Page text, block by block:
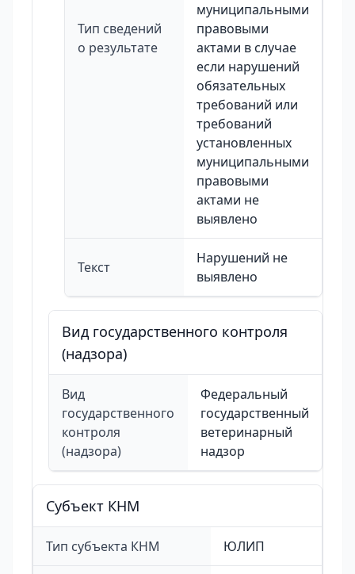
Тип сведений
о результате
муниципальными
правовыми
актами в случае
если нарушений
обязательных
требований или
требований
установленных
муниципальными
правовыми
актами не
выявлено
Текст
Нарушений не
выявлено
Вид государственного контроля
(надзора)
Вид
государственного
контроля
(надзора)
Федеральный
государственный
ветеринарный
надзор
Cубъект КНМ
Тип субъекта КНМ ЮЛИП